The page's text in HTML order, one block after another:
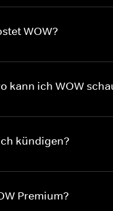
WOW?
kann ich WOW
kündigen?
Premium?